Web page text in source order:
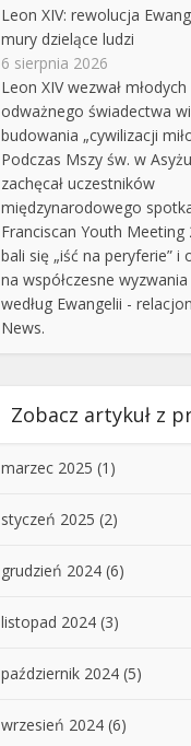
Leon XIV: rewolucja
mury dzielące ludzi
6 sierpnia 2026
Leon XIV wezwał
odważnego świadectwa
budowania „cywilizacji
Podczas Mszy św. w
zachęcał uczestników
międzynarodowego
Franciscan Youth Meeting
bali się „iść na peryferie” i
na współczesne
według Ewangelii -
News.
Zobacz artykuł z
marzec 2025 (1)
styczeń 2025 (2)
grudzień 2024 (6)
listopad 2024 (3)
październik 2024 (5)
wrzesień 2024 (6)